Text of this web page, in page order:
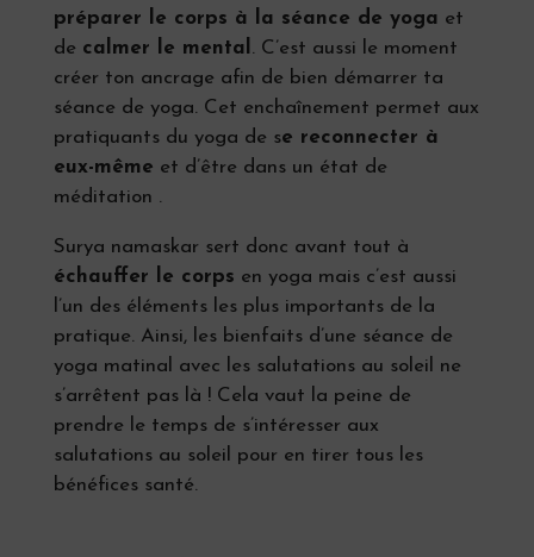
préparer le corps à la séance de yoga et
de calmer le mental . C’est aussi le moment
créer ton ancrage afin de bien démarrer ta
séance de yoga. Cet enchaînement permet aux
pratiquants du yoga de se reconnecter à
eux-même et d’être dans un état de
méditation .
Surya namaskar sert donc avant tout à
échauffer le corps en yoga mais c’est aussi
l’un des éléments les plus importants de la
pratique. Ainsi, les bienfaits d’une séance de
yoga matinal avec les salutations au soleil ne
s’arrêtent pas là ! Cela vaut la peine de
prendre le temps de s’intéresser aux
salutations au soleil pour en tirer tous les
bénéfices santé.